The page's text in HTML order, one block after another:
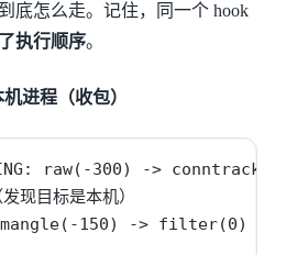
底怎么走。记住，同一个 hook
执行顺序。
进程（收包）
raw(-300) ->
现目标是本机）
150) -> filter(0) ->